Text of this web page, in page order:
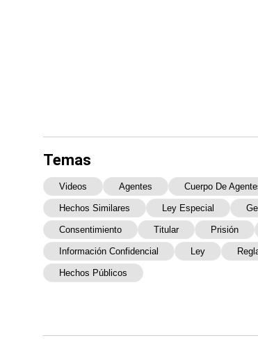
Temas
Videos Agentes Cuerpo De
Hechos Similares Ley Especial
Consentimiento Titular Prisión
Información Confidencial Ley
Hechos Públicos